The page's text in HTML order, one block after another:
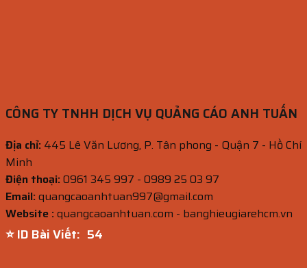
CÔNG TY TNHH DỊCH VỤ QUẢNG CÁO ANH TUẤN
Địa chỉ: 445 Lê Văn Lương, P. Tân phong - Quận 7 - Hồ Chí
Minh
Điện thoại:0961 345 997 - 0989 25 03 97
Email:quangcaoanhtuan997@gmail.com
Website :quangcaoanhtuan.com - banghieugiarehcm.vn
⭐ ID Bài Viết: 53